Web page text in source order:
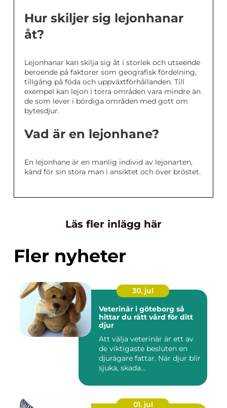
Hur skiljer sig lejonhanar
åt?
Lejonhanar kan skilja sig åt i storlek och utseende
beroende på faktorer som geografisk fördelning,
tillgång på föda och uppväxtförhållanden. Till
exempel kan lejon i torra områden vara mindre än
de som lever i bördiga områden med gott om
bytesdjur.
Vad är en lejonhane?
En lejonhane är en manlig individ av lejonarten,
känd för sin stora man i ansiktet och över bröstet.
Läs fler inlägg här
Fler nyheter
30. jul
Veterinär i göteborg så
hittar du rätt vård för ditt
djur
Att välja veterinär är ett av
de viktigaste besluten en
djurägare fattar. När djur blir
sjuka, skada...
01. jul